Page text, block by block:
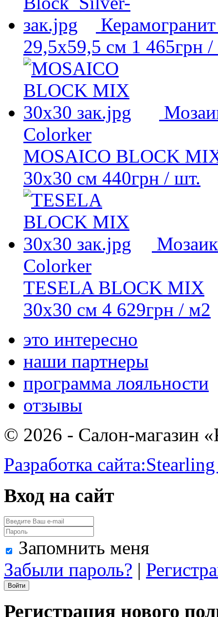
29,5x59,5 см 1 465грн /
Colorker
MOSAICO BLOCK
30x30 см 440грн / шт.
Colorker
TESELA BLOCK MIX
30x30 см 4 629грн / м2
это интересно
наши партнеры
программа лояльности
отзывы
© 2026 - Салон-магазин
Разработка сайта:
Вход на сайт
Запомнить меня
Забыли пароль? |
Регистрация нового